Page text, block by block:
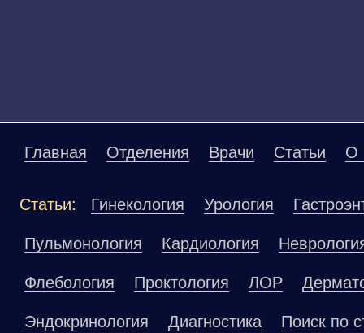
Главная Отделения Врачи Статьи О
Статьи: Гинекология Урология
Пульмонология Кардиология
Флебология Проктология ЛОР
Эндокринология Диагностика Поиск по